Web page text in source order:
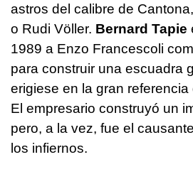
astros del calibre de
o Rudi Völler. Bernard Tapie
1989 a Enzo Francescoli
para construir una escuadra
erigiese en la gran
El empresario construyó un
pero, a la vez, fue el
los infiernos.